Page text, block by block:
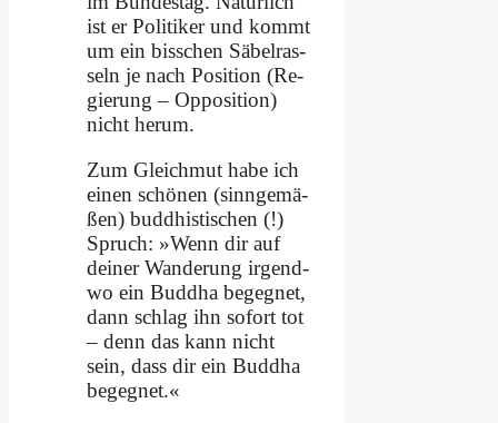
ist er Po­li­ti­ker und kommt
um ein biss­chen Sä­bel­ras­
seln je nach Po­si­ti­on (Re­
gie­rung – Op­po­si­ti­on)
nicht her­um.
Zum Gleich­mut ha­be ich
ei­nen schö­nen (sinn­ge­mä­
ßen) bud­dhi­sti­schen (!)
Spruch: »Wenn dir auf
dei­ner Wan­de­rung ir­gend­
wo ein Bud­dha be­geg­net,
dann schlag ihn so­fort tot
– denn das kann nicht
sein, dass dir ein Bud­dha
be­geg­net.«